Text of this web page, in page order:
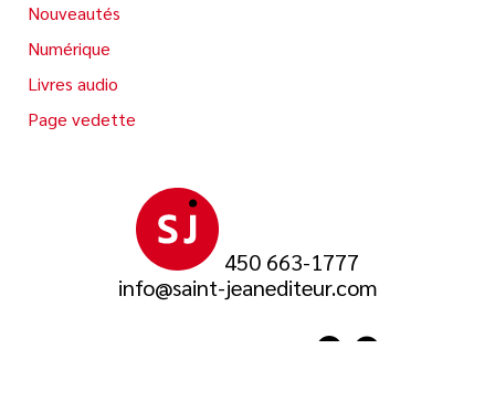
450 663-1777
info@saint-jeanediteur.com
Nouveautés
Numérique
Livres audio
Page vedette